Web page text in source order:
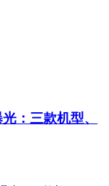
：三款机型、